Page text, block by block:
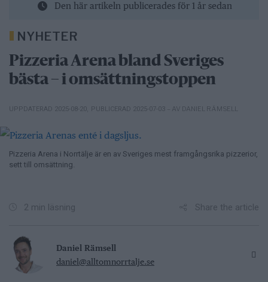
Den här artikeln publicerades för 1 år sedan
NYHETER
Pizzeria Arena bland Sveriges
bästa – i omsättningstoppen
UPPDATERAD 2025-08-20 PUBLICERAD 2025-07-03 – AV DANIEL RÄMSELL
Pizzeria Arena i Norrtälje är en av Sveriges mest framgångsrika pizzerior,
sett till omsättning.
2 min läsning Share the article
Daniel Rämsell
daniel@alltomnorrtalje.se